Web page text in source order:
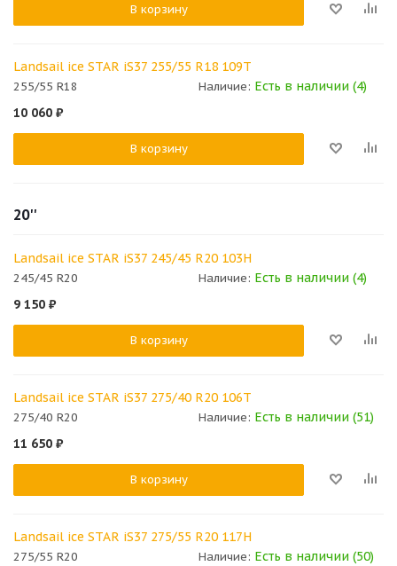
В корзину
Landsail ice STAR iS37 255/55 R18 109T
255/55 R18 Наличие: Есть в наличии (4)
10 060 ₽
В корзину
20''
Landsail ice STAR iS37 245/45 R20 103H
245/45 R20 Наличие: Есть в наличии (4)
9 150 ₽
В корзину
Landsail ice STAR iS37 275/40 R20 106T
275/40 R20 Наличие: Есть в наличии (51)
11 650 ₽
В корзину
Landsail ice STAR iS37 275/55 R20 117H
275/55 R20 Наличие: Есть в наличии (50)